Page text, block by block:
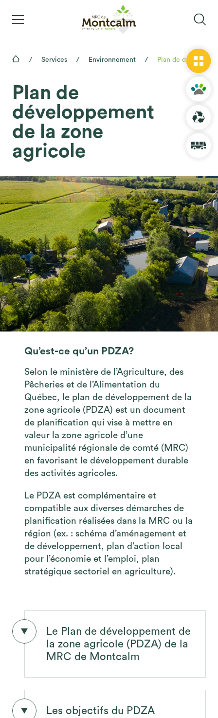
Services Environnement Plan de développement de la zone agricole
Plan de
développement
de la zone
agricole
Qu’est-ce qu’un PDZA?
Selon le ministère de l’Agriculture, des
Pêcheries et de l’Alimentation du
Québec, le plan de développement de la
zone agricole (PDZA) est un document
de planification qui vise à mettre en
valeur la zone agricole d’une
municipalité régionale de comté (MRC)
en favorisant le développement durable
des activités agricoles.
Le PDZA est complémentaire et
compatible aux diverses démarches de
planification réalisées dans la MRC ou la
région (ex. : schéma d’aménagement et
de développement, plan d’action local
pour l’économie et l’emploi, plan
stratégique sectoriel en agriculture).
Le Plan de développement de
la zone agricole (PDZA) de la
MRC de Montcalm
Les objectifs du PDZA